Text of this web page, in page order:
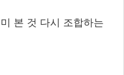
본 것 다시 조합하는